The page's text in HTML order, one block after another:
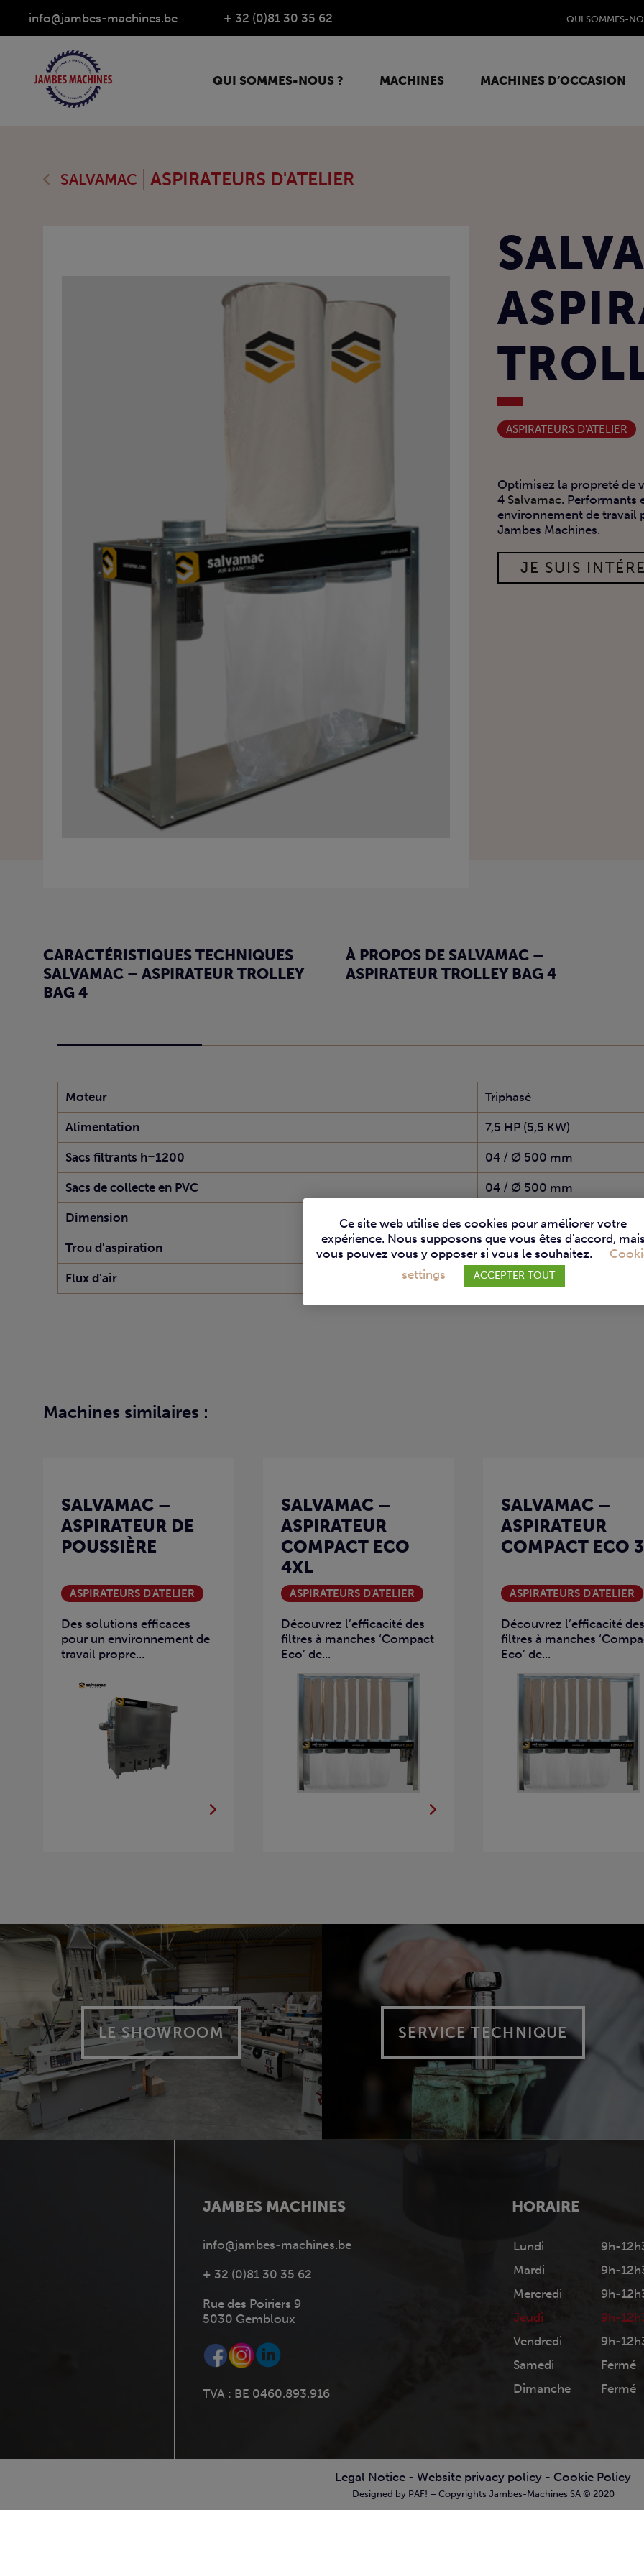
info@jambes-machines.be + 32 (0)81 30 35 62 QUI SOMMES-
QUI SOMMES-NOUS ? MACHINES MACHINES D’OCCASION
SALVAMAC ASPIRATEURS D'ATELIER
ASPIRATEURS D'ATELIER
Optimisez la propreté de
4 Salvamac. Performants
environnement de travail
Jambes Machines.
JE SUIS
CARACTÉRISTIQUES TECHNIQUES
SALVAMAC – ASPIRATEUR TROLLEY
BAG 4
À PROPOS DE SALVAMAC –
ASPIRATEUR TROLLEY BAG 4
Moteur
Triphasé
Alimentation
7,5 HP (5,5 KW)
Sacs filtrants h=1200
04 / Ø 500 mm
Sacs de collecte en PVC
04 / Ø 500 mm
Dimension
2.840 x 580 x 2.460 mm
Trou d'aspiration
Ø 250 mm
Flux d'air
6.000 m3/h
Machines similaires :
SALVAMAC –
ASPIRATEUR DE
POUSSIÈRE
ASPIRATEURS D'ATELIER
Des solutions efficaces
pour un environnement de
travail propre...
SALVAMAC –
ASPIRATEUR
COMPACT ECO
4XL
ASPIRATEURS D'ATELIER
Découvrez l’efficacité des
filtres à manches ‘Compact
Eco’ de...
SALVAMAC –
ASPIRATEUR
COMPACT ECO 3
ASPIRATEURS D'ATELIER
Découvrez l’efficacité des
filtres à manches
Eco’ de...
LE SHOWROOM SERVICE TECHNIQUE
JAMBES MACHINES
info@jambes-machines.be
+ 32 (0)81 30 35 62
Rue des Poiriers 9
5030 Gembloux
TVA : BE 0460.893.916
HORAIRE
Lundi
9h-
Mardi
9h-
Mercredi
9h-
Jeudi
9h-
Vendredi
9h-
Samedi
Fermé
Dimanche
Fermé
Legal Notice - Website privacy policy - Cookie Policy
Designed by PAF! – Copyrights Jambes-Machines SA © 2020
Ce site web utilise des cookies pour améliorer votre
expérience. Nous supposons que vous êtes d'accord,
vous pouvez vous y opposer si vous le souhaitez.
settings
ACCEPTER TOUT